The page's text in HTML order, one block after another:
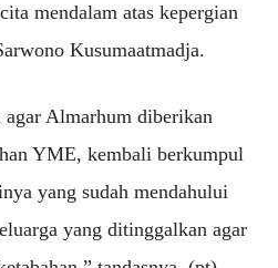
mendalam atas kepergian
Kusumaatmadja.
agar Almarhum diberikan
YME, kembali berkumpul
yang sudah mendahului
yang ditinggalkan agar